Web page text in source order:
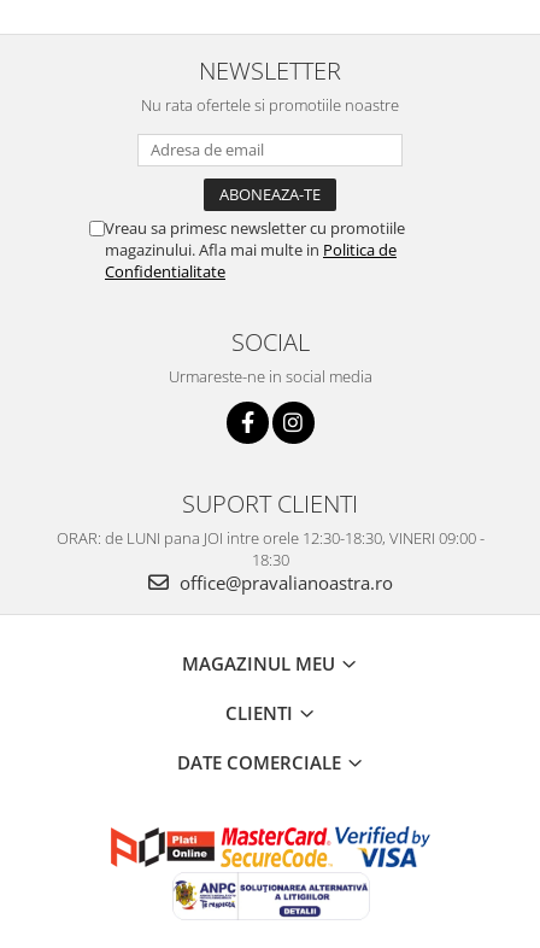
NEWSLETTER
Nu rata ofertele si promotiile noastre
Vreau sa primesc newsletter cu promotiile
magazinului. Afla mai multe in Politica de
Confidentialitate
SOCIAL
Urmareste-ne in social media
SUPORT CLIENTI
ORAR: de LUNI pana JOI intre orele 12:30-18:30, VINERI 09:00 -
18:30
office@pravalianoastra.ro
MAGAZINUL MEU
CLIENTI
DATE COMERCIALE